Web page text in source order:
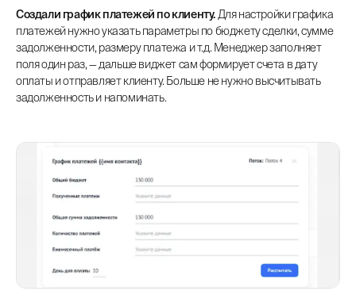
Создали график платежей по клиенту. Для настройки графика
платежей нужно указать параметры по бюджету сделки, сумме
задолженности, размеру платежа и т.д. Менеджер заполняет
поля один раз, — дальше виджет сам формирует счета в дату
оплаты и отправляет клиенту. Больше не нужно высчитывать
задолженность и напоминать.